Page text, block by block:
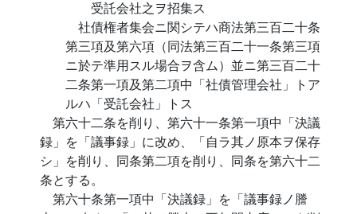
受託会社之ヲ招集ス
社債権者集会ニ関シテハ商法第三百二十条
第三項及第六項（同法第三百二十一条第三項
ニ於テ準用スル場合ヲ含ム）並ニ第三百二十
二条第一項及第二項中「社債管理会社」トア
ルハ「受託会社」トス
第六十二条を削り、第六十一条第一項中「決議
録」を「議事録」に改め、「自ラ其ノ原本ヲ保存
シ」を削り、同条第二項を削り、同条を第六十二
条とする。
第六十条第一項中「決議録」を「議事録ノ謄